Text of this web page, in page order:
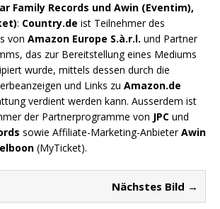
Family Records und Awin (Eventim),
: Country.de ist Teilnehmer des
von Amazon Europe S.à.r.l. und Partner
das zur Bereitstellung eines Mediums
wurde, mittels dessen durch die
und Links zu Amazon.de
verdient werden kann. Ausserdem ist
der Partnerprogramme von JPC und
sowie Affiliate-Marketing-AnbieterAwin
(MyTicket).
Nächstes Bild →